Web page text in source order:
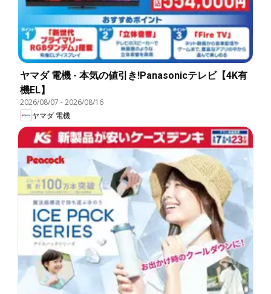
ヤマダ 電機 - 本気の値引き!Panasonicテレビ【4K有
機EL】
2026/08/07 -2026/08/16
ヤマダ 電機